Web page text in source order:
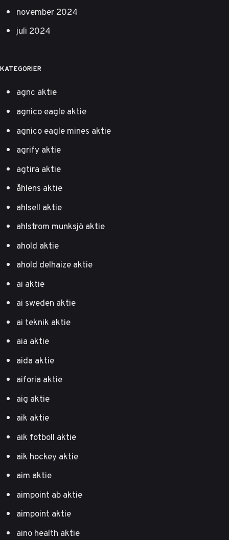
november 2024
juli 2024
KATEGORIER
agnc aktie
agnico eagle aktie
agnico eagle mines aktie
agrify aktie
agtira aktie
åhlens aktie
ahlsell aktie
ahlstrom munksjö aktie
ahold aktie
ahold delhaize aktie
ai aktie
ai sweden aktie
ai teknik aktie
aia aktie
aida aktie
aiforia aktie
aig aktie
aik aktie
aik fotboll aktie
aik hockey aktie
aim aktie
aimpoint ab aktie
aimpoint aktie
aino health aktie